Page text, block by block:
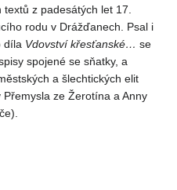
z padesátých let 17.
rodu v Drážďanech. Psal i
díla Vdovství křesťanské… se
spojené se sňatky, a
a šlechtických elit
ze Žerotína a Anny